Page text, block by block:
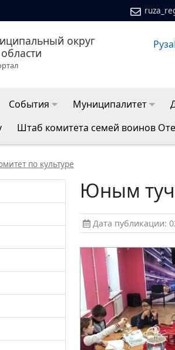
округ
События Муниципалитет
Штаб комитета семей воинов
по культуре
Юным
Дата публикации: